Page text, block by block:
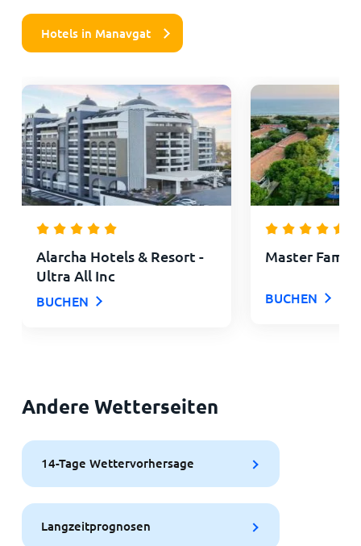
Hotels in Manavgat
Alarcha Hotels & Resort -
Ultra All Inc
BUCHEN
Master
BUCHEN
Andere Wetterseiten
14-Tage Wettervorhersage
Langzeitprognosen